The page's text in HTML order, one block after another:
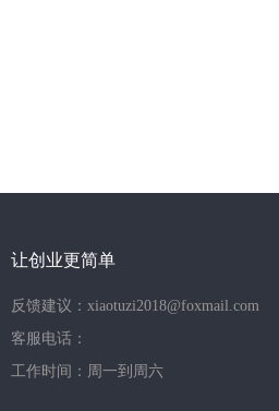
让创业更简单
反馈建议：xiaotuzi2018@foxmail.com
客服电话：
工作时间：周一到周六